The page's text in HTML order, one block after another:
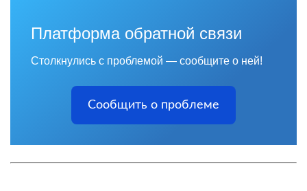
Платформа обратной связи
Столкнулись с проблемой — сообщите о ней!
Сообщить о проблеме